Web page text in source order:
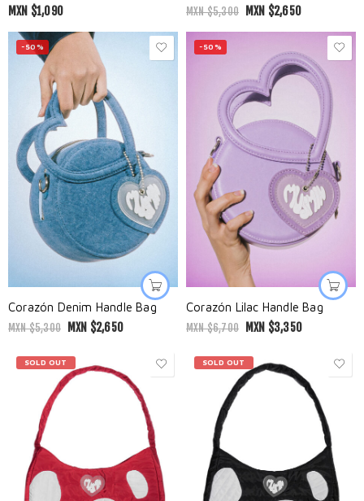
MXN $1,090 MXN $5,300 MXN $2,650
-50%
Corazón Denim Handle Bag
MXN $5,300 MXN $2,650
-50%
Corazón Lilac Handle Bag
MXN $6,700 MXN $3,350
SOLD OUT SOLD OUT